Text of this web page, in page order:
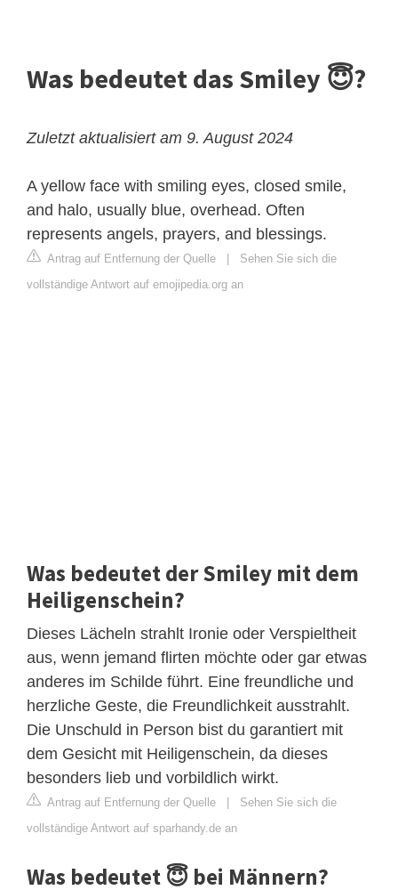
Was bedeutet das Smiley 😇?
Zuletzt aktualisiert am 9. August 2024
A yellow face with smiling eyes, closed smile,
and halo, usually blue, overhead. Often
represents angels, prayers, and blessings.
Antrag auf Entfernung der Quelle
Sehen Sie sich die
vollständige Antwort auf emojipedia.org an
Was bedeutet der Smiley mit dem
Heiligenschein?
Dieses Lächeln strahlt Ironie oder Verspieltheit
aus, wenn jemand flirten möchte oder gar etwas
anderes im Schilde führt. Eine freundliche und
herzliche Geste, die Freundlichkeit ausstrahlt.
Die Unschuld in Person bist du garantiert mit
dem Gesicht mit Heiligenschein, da dieses
besonders lieb und vorbildlich wirkt.
Antrag auf Entfernung der Quelle
Sehen Sie sich die
vollständige Antwort auf sparhandy.de an
Was bedeutet 😇 bei Männern?